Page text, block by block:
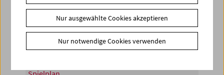
Share on
Nur ausgewählte Cookies akzeptieren
Nur notwendige Cookies verwenden